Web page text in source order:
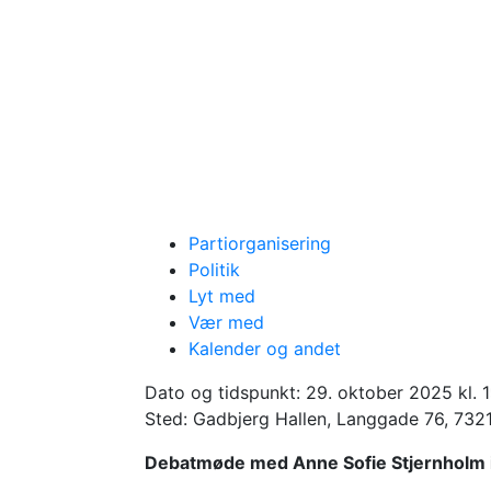
Partiorganisering
Politik
Lyt med
Vær med
Kalender og andet
Kommunalvalget 2025
Debatmøde i
Gadbjerg Boligforening inviterer til
Nærdemokrati gennem de sidste 4 år,
Dato og tidspunkt: 29. oktober 2025 kl.
Sted: Gadbjerg Hallen, Langgade 76,
Debatmøde med Anne Sofie